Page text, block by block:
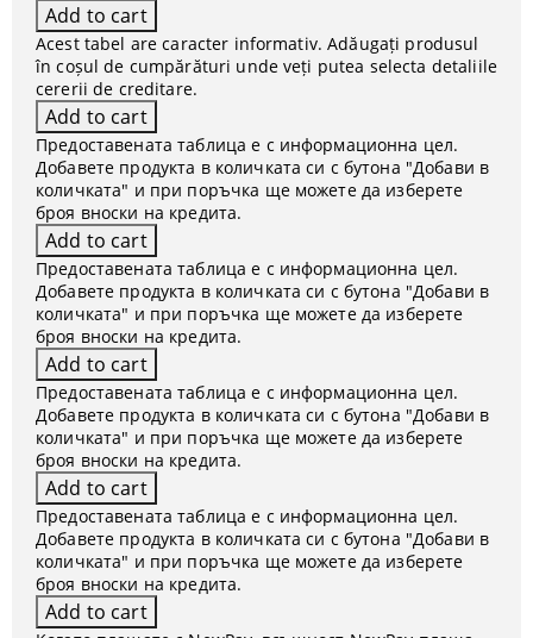
Acest tabel are caracter informativ. Adăugați produsul
în coșul de cumpărături unde veți putea selecta detaliile
cererii de creditare.
Предоставената таблица е с информационна цел.
Добавете продукта в количката си с бутона "Добави в
количката" и при поръчка ще можете да изберете
броя вноски на кредита.
Предоставената таблица е с информационна цел.
Добавете продукта в количката си с бутона "Добави в
количката" и при поръчка ще можете да изберете
броя вноски на кредита.
Предоставената таблица е с информационна цел.
Добавете продукта в количката си с бутона "Добави в
количката" и при поръчка ще можете да изберете
броя вноски на кредита.
Предоставената таблица е с информационна цел.
Добавете продукта в количката си с бутона "Добави в
количката" и при поръчка ще можете да изберете
броя вноски на кредита.